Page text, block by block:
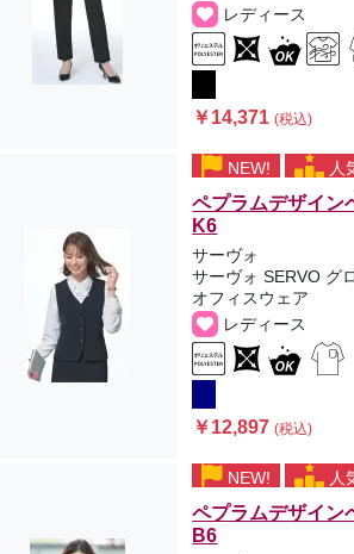
レディース
￥14,371(税込)
NEW! 人
ペプラムデザイ
K6
サーヴォ
サーヴォ SERVO グ
オフィスウェア
レディース
￥12,897(税込)
NEW! 人
ペプラムデザイ
B6